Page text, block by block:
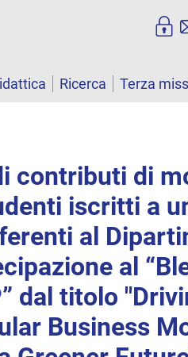
Ricerca Terza
contributi di
iscritti a
al
al
dal titolo
Business